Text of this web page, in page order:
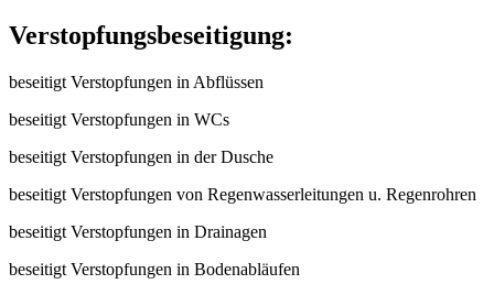
Verstopfungsbeseitigung:
beseitigt Verstopfungen in Abflüssen
beseitigt Verstopfungen in WCs
beseitigt Verstopfungen in der Dusche
beseitigt Verstopfungen von Regenwasserleitungen u. Regenrohren
beseitigt Verstopfungen in Drainagen
beseitigt Verstopfungen in Bodenabläufen